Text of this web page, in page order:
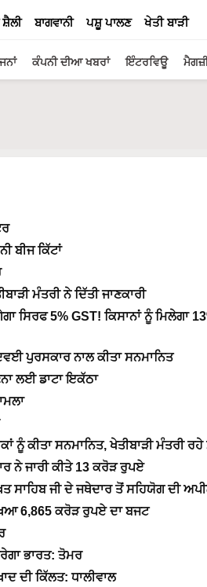
ਬਾਗਵਾਨੀ ਪਸ਼ੂ ਪਾਲਣ ਖੇਤੀ ਬਾੜੀ
ਕੰਪਨੀ ਦੀਆ ਖਬਰਾਂ ਇੰਟਰਵਿਊ
ਬੀਜ ਕਿੱਟਾਂ
ਮੰਤਰੀ ਨੇ ਦਿੱਤੀ ਜਾਣਕਾਰੀ
5% GST! ਕਿਸਾਨਾਂ ਨੂੰ ਮਿਲੇਗਾ
ਪੁਰਸਕਾਰ ਨਾਲ ਕੀਤਾ ਸਨਮਾਨਿਤ
ਲਈ ਡਾਟਾ ਇਕੱਠਾ
ਕੀਤਾ ਸਨਮਾਨਿਤ, ਖੇਤੀਬਾੜੀ ਮੰਤਰੀ
ਨੇ ਜਾਰੀ ਕੀਤੇ 13 ਕਰੋੜ ਰੁਪਏ
ਸਾਹਿਬ ਜੀ ਦੇ ਜਥੇਦਾਰ ਤੋਂ ਸਹਿਯੋਗ ਦੀ
6,865 ਕਰੋੜ ਰੁਪਏ ਦਾ ਬਜਟ
ਭਾਰਤ: ਤੋਮਰ
ਦੀ ਕਿੱਲਤ: ਧਾਲੀਵਾਲ